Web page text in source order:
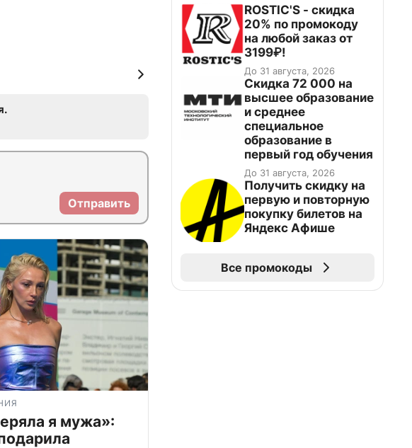
Отправить
я мужа»:
ROSTIC'S - скидка
20% по промокоду
на любой заказ от
3199₽!
До 31 августа, 2026
Скидка 72 000 на
высшее образование
и среднее
специальное
образование в
первый год обучения
До 31 августа, 2026
Получить скидку на
первую и повторную
покупку билетов на
Яндекс Афише
Все промокоды